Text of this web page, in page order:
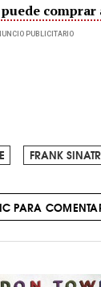
comprar
PUBLICITARIO
FRANK
PARA